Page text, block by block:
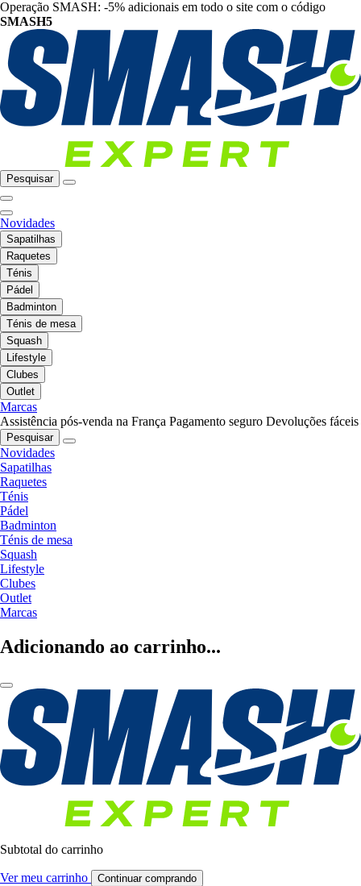
Operação SMASH: -5% adicionais em todo o site com o código
SMASH5
Pesquisar
Novidades
Sapatilhas
Raquetes
Ténis
Pádel
Badminton
Ténis de mesa
Squash
Lifestyle
Clubes
Outlet
Marcas
Assistência pós-venda na França Pagamento seguro Devoluções fáceis
Pesquisar
Novidades
Sapatilhas
Raquetes
Ténis
Pádel
Badminton
Ténis de mesa
Squash
Lifestyle
Clubes
Outlet
Marcas
Adicionando ao carrinho...
Subtotal do carrinho
Ver meu carrinho Continuar comprando